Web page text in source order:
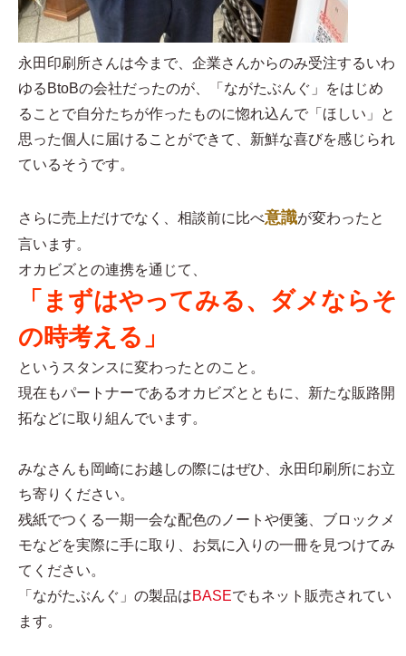
永田印刷所さんは今まで、企業さんからのみ受注するいわ
ゆるBtoBの会社だったのが、「ながたぶんぐ」をはじめ
ることで自分たちが作ったものに惚れ込んで「ほしい」と
思った個人に届けることができて、新鮮な喜びを感じられ
ているそうです。
さらに売上だけでなく、相談前に比べ意識が変わったと
言います。
オカビズとの連携を通じて、
「まずはやってみる、ダメならそ
の時考える」
というスタンスに変わったとのこと。
現在もパートナーであるオカビズとともに、新たな販路開
拓などに取り組んでいます。
みなさんも岡崎にお越しの際にはぜひ、永田印刷所にお立
ち寄りください。
残紙でつくる一期一会な配色のノートや便箋、ブロックメ
モなどを実際に手に取り、お気に入りの一冊を見つけてみ
てください。
「ながたぶんぐ」の製品はBASEでもネット販売されてい
ます。